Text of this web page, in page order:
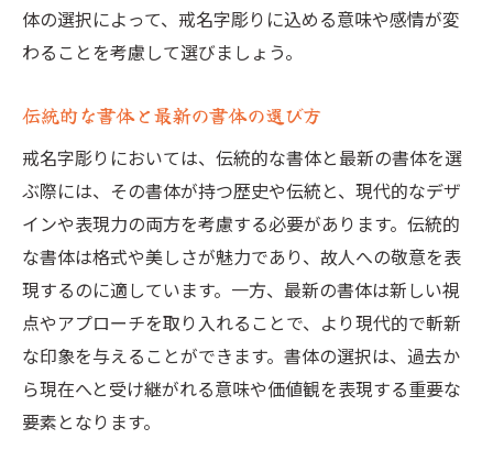
体の選択によって、戒名字彫りに込める意味や感情が変
わることを考慮して選びましょう。
伝統的な書体と最新の書体の選び方
戒名字彫りにおいては、伝統的な書体と最新の書体を選
ぶ際には、その書体が持つ歴史や伝統と、現代的なデザ
インや表現力の両方を考慮する必要があります。伝統的
な書体は格式や美しさが魅力であり、故人への敬意を表
現するのに適しています。一方、最新の書体は新しい視
点やアプローチを取り入れることで、より現代的で斬新
な印象を与えることができます。書体の選択は、過去か
ら現在へと受け継がれる意味や価値観を表現する重要な
要素となります。